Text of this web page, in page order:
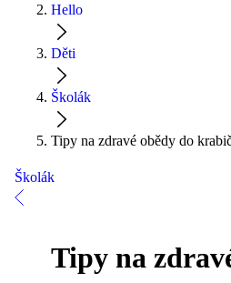
Hello
Děti
Školák
Tipy na zdravé obědy do
Školák
Tipy na